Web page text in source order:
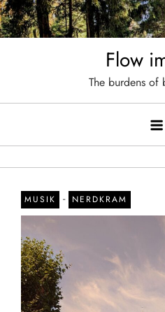
Skip
to
Flow
The burdens of
MUSIK - NERDKRAM